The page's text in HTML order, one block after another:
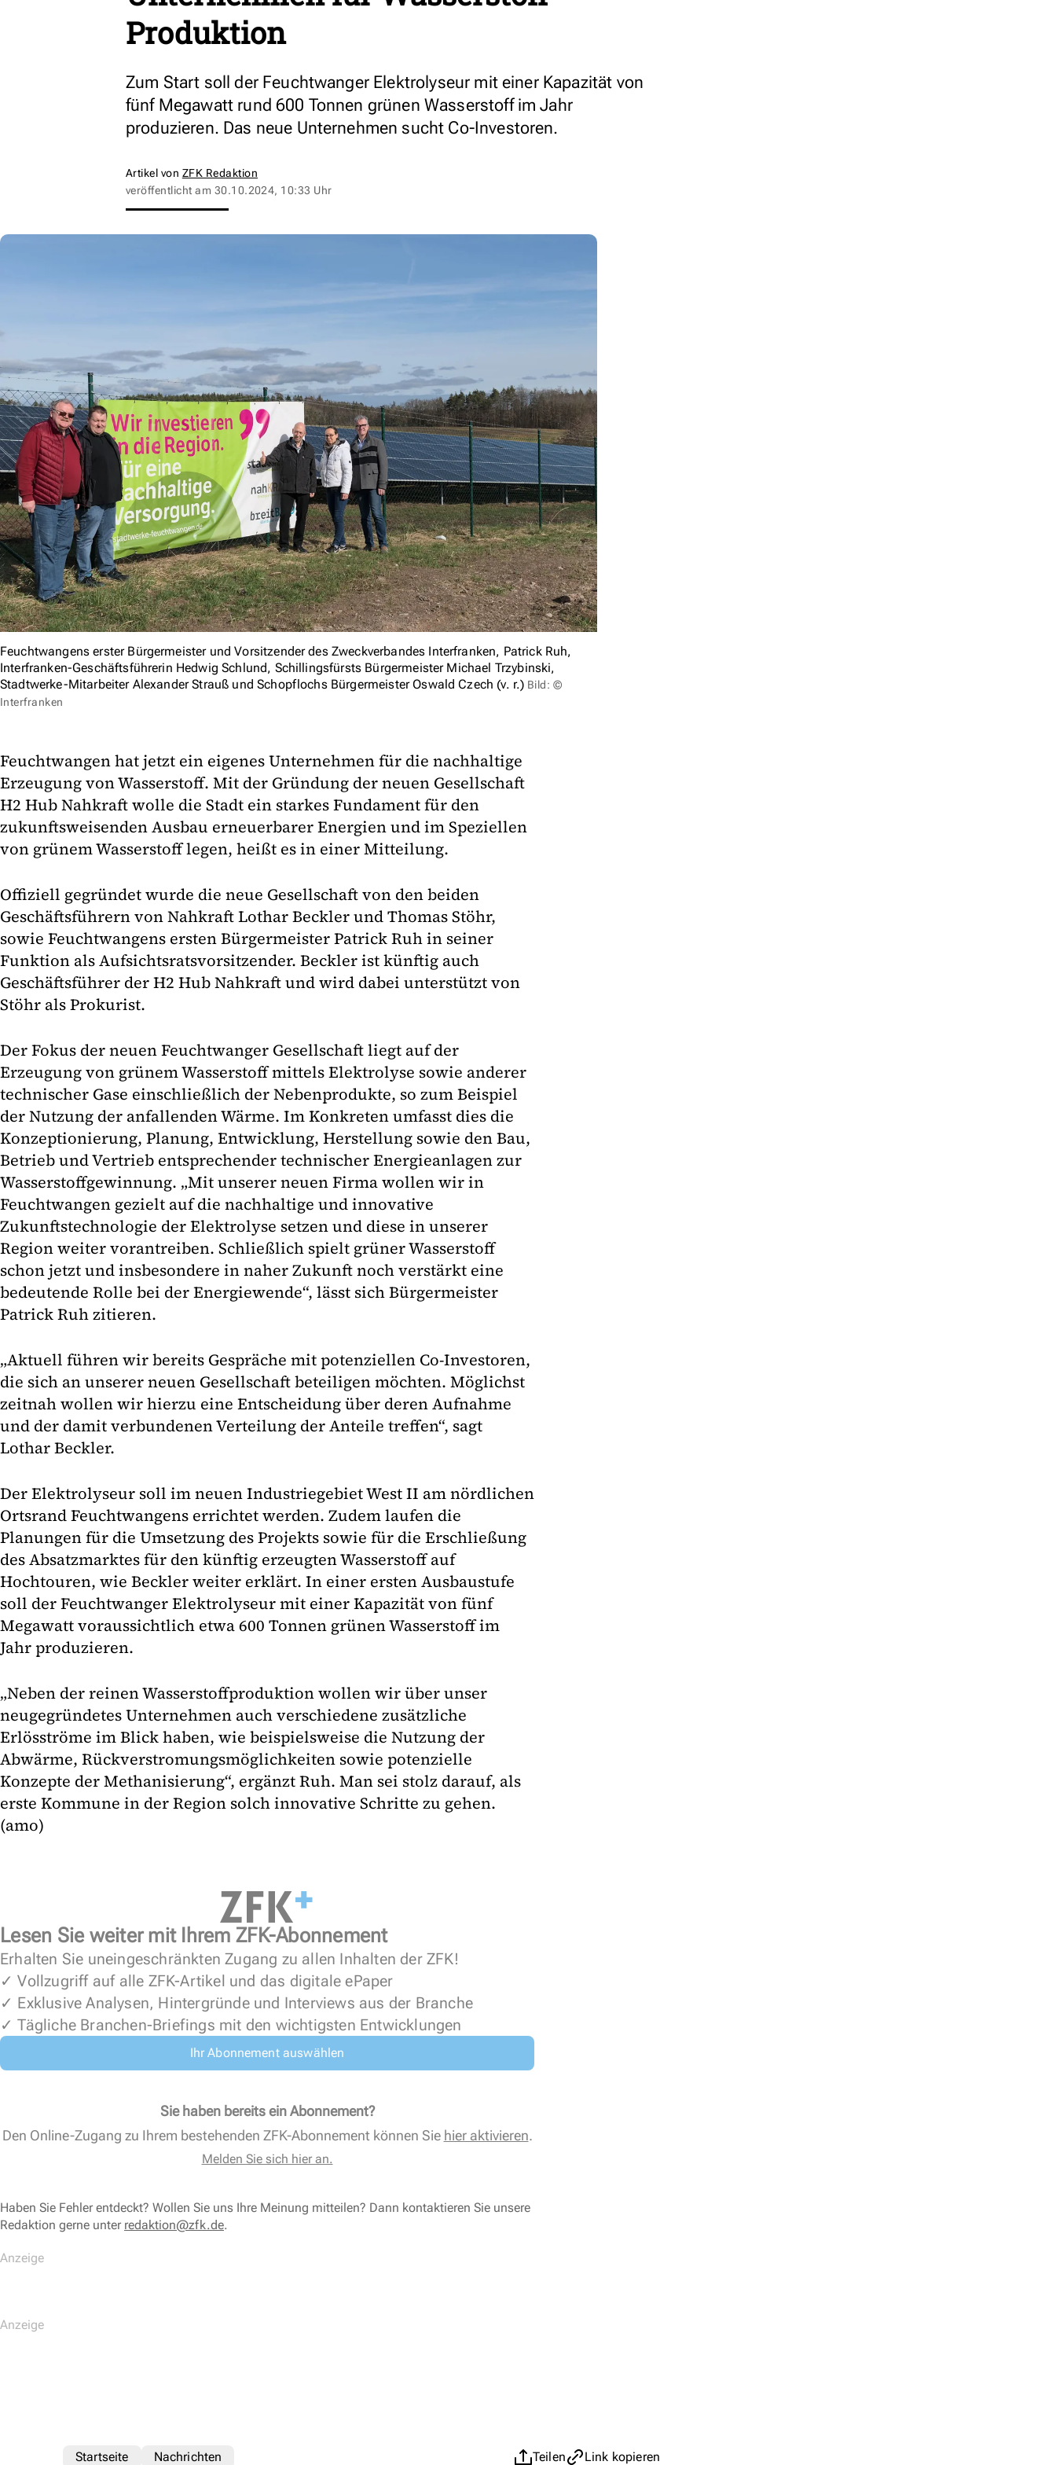
Produktion
Zum Start soll der Feuchtwanger Elektrolyseur mit einer Kapazität von
fünf Megawatt rund 600 Tonnen grünen Wasserstoff im Jahr
produzieren. Das neue Unternehmen sucht Co-Investoren.
Artikel von ZFK Redaktion
veröffentlicht am 30.10.2024, 10:33 Uhr
Feuchtwangens erster Bürgermeister und Vorsitzender des Zweckverbandes Interfranken, Patrick Ruh,
Interfranken-Geschäftsführerin Hedwig Schlund, Schillingsfürsts Bürgermeister Michael Trzybinski,
Stadtwerke-Mitarbeiter Alexander Strauß und Schopflochs Bürgermeister Oswald Czech (v. r.) Bild: ©
Interfranken
Feuchtwangen hat jetzt ein eigenes Unternehmen für die nachhaltige
Erzeugung von Wasserstoff. Mit der Gründung der neuen Gesellschaft
H2 Hub Nahkraft wolle die Stadt ein starkes Fundament für den
zukunftsweisenden Ausbau erneuerbarer Energien und im Speziellen
von grünem Wasserstoff legen, heißt es in einer Mitteilung.
Offiziell gegründet wurde die neue Gesellschaft von den beiden
Geschäftsführern von Nahkraft Lothar Beckler und Thomas Stöhr,
sowie Feuchtwangens ersten Bürgermeister Patrick Ruh in seiner
Funktion als Aufsichtsratsvorsitzender. Beckler ist künftig auch
Geschäftsführer der H2 Hub Nahkraft und wird dabei unterstützt von
Stöhr als Prokurist.
Der Fokus der neuen Feuchtwanger Gesellschaft liegt auf der
Erzeugung von grünem Wasserstoff mittels Elektrolyse sowie anderer
technischer Gase einschließlich der Nebenprodukte, so zum Beispiel
der Nutzung der anfallenden Wärme. Im Konkreten umfasst dies die
Konzeptionierung, Planung, Entwicklung, Herstellung sowie den Bau,
Betrieb und Vertrieb entsprechender technischer Energieanlagen zur
Wasserstoffgewinnung. „Mit unserer neuen Firma wollen wir in
Feuchtwangen gezielt auf die nachhaltige und innovative
Zukunftstechnologie der Elektrolyse setzen und diese in unserer
Region weiter vorantreiben. Schließlich spielt grüner Wasserstoff
schon jetzt und insbesondere in naher Zukunft noch verstärkt eine
bedeutende Rolle bei der Energiewende“, lässt sich Bürgermeister
Patrick Ruh zitieren.
„Aktuell führen wir bereits Gespräche mit potenziellen Co-Investoren,
die sich an unserer neuen Gesellschaft beteiligen möchten. Möglichst
zeitnah wollen wir hierzu eine Entscheidung über deren Aufnahme
und der damit verbundenen Verteilung der Anteile treffen“, sagt
Lothar Beckler.
Der Elektrolyseur soll im neuen Industriegebiet West II am nördlichen
Ortsrand Feuchtwangens errichtet werden. Zudem laufen die
Planungen für die Umsetzung des Projekts sowie für die Erschließung
des Absatzmarktes für den künftig erzeugten Wasserstoff auf
Hochtouren, wie Beckler weiter erklärt. In einer ersten Ausbaustufe
soll der Feuchtwanger Elektrolyseur mit einer Kapazität von fünf
Megawatt voraussichtlich etwa 600 Tonnen grünen Wasserstoff im
Jahr produzieren.
„Neben der reinen Wasserstoffproduktion wollen wir über unser
neugegründetes Unternehmen auch verschiedene zusätzliche
Erlösströme im Blick haben, wie beispielsweise die Nutzung der
Abwärme, Rückverstromungsmöglichkeiten sowie potenzielle
Konzepte der Methanisierung“, ergänzt Ruh. Man sei stolz darauf, als
erste Kommune in der Region solch innovative Schritte zu gehen.
(amo)
Lesen Sie weiter mit Ihrem ZFK-Abonnement
Erhalten Sie uneingeschränkten Zugang zu allen Inhalten der ZFK!
✓ Vollzugriff auf alle ZFK-Artikel und das digitale ePaper
✓ Exklusive Analysen, Hintergründe und Interviews aus der Branche
✓ Tägliche Branchen-Briefings mit den wichtigsten Entwicklungen
Ihr Abonnement auswählen
Sie haben bereits ein Abonnement?
Den Online-Zugang zu Ihrem bestehenden ZFK-Abonnement können Sie hier aktivieren.
Melden Sie sich hier an.
Haben Sie Fehler entdeckt? Wollen Sie uns Ihre Meinung mitteilen? Dann kontaktieren Sie unsere
Redaktion gerne unter redaktion@zfk.de.
Teilen Link kopieren
Startseite Nachrichten